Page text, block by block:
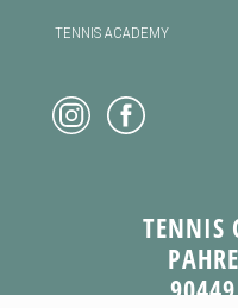
TENNIS ACADEMY
TENNIS